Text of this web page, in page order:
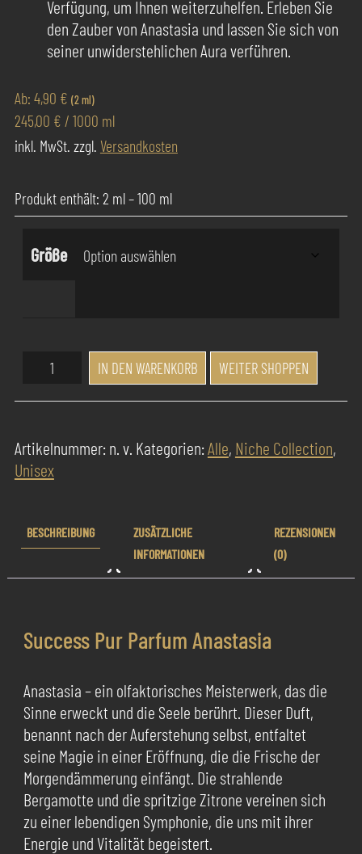
Verfügung, um Ihnen weiterzuhelfen. Erleben Sie
den Zauber von Anastasia und lassen Sie sich von
seiner unwiderstehlichen Aura verführen.
Ab: 4,90 € (2 ml)
245,00 € / 1000 ml
inkl. MwSt. zzgl. Versandkosten
Produkt enthält: 2 ml– 100 ml
Größe
Success
Parfum
Menge
IN DEN WARENKORB WEITER SHOPPEN
Artikelnummer:n. v. Kategorien:Alle, Niche Collection,
Unisex
BESCHREIBUNG
ZUSÄTZLICHE
INFORMATIONEN
REZENSIONEN
(0)
Success Pur Parfum Anastasia
Anastasia – ein olfaktorisches Meisterwerk, das die
Sinne erweckt und die Seele berührt. Dieser Duft,
benannt nach der Auferstehung selbst, entfaltet
seine Magie in einer Eröffnung, die die Frische der
Morgendämmerung einfängt. Die strahlende
Bergamotte und die spritzige Zitrone vereinen sich
zu einer lebendigen Symphonie, die uns mit ihrer
Energie und Vitalität begeistert.